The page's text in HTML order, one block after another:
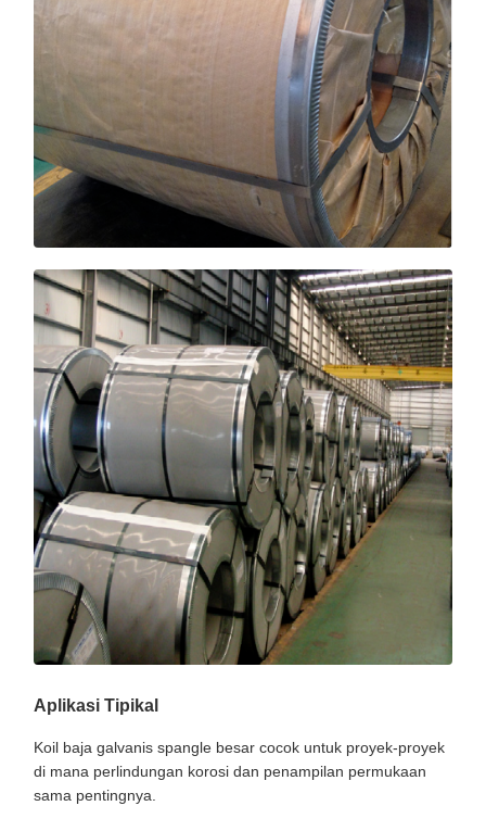
Aplikasi Tipikal
Koil baja galvanis spangle besar cocok untuk proyek-proyek
di mana perlindungan korosi dan penampilan permukaan
sama pentingnya.